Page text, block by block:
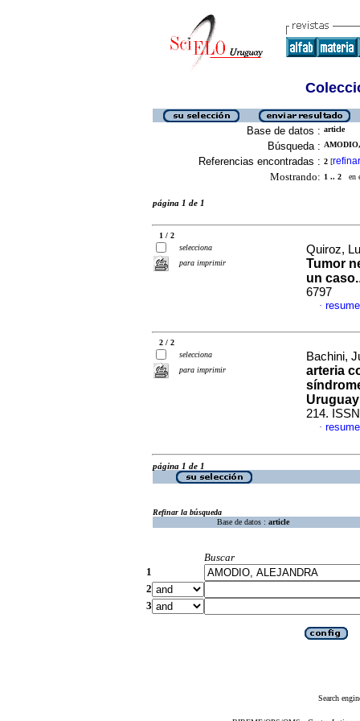
Base de datos : article
Búsqueda :
Referencias encontradas : 2 [refinar
Mostrando: 1 .. 2 en
página 1 de 1
1 / 2
selecciona
para imprimir
Quiroz,
Tumor
un caso.
6797
·
2 / 2
selecciona
para imprimir
Bachini,
arteria
Uruguay
214.
·
página 1 de 1
Refinar la búsqueda
Base de datos : article
Buscar
1
2
3
Search